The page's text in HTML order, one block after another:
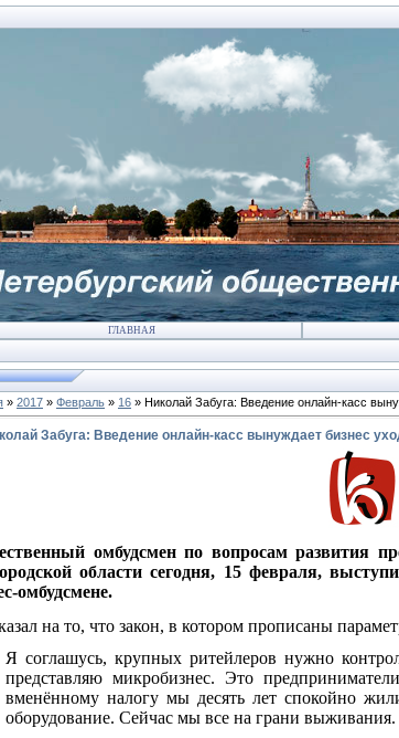
ГЛАВНАЯ
» 2017 » Февраль » 16 » Николай Забуга: Введение онлайн-касс
Забуга: Введение онлайн-касс вынуждает бизнес
омбудсмен по вопросам развития
области сегодня, 15 февраля,
омбудсмене.
на то, что закон, в котором прописаны
Я соглашусь, крупных ритейлеров нужно
представляю микробизнес. Это
вменённому налогу мы десять лет спокойно
оборудование. Сейчас мы все на грани